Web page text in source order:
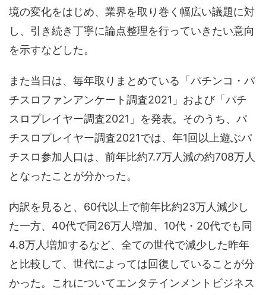
境の変化をはじめ、業界を取り巻く幅広い議題に対
し、引き続き丁寧に論点整理を行っていきたい意向
を示すなどした。
また当日は、毎年取りまとめている「パチンコ・パ
チスロファンアンケート調査2021」および「パチ
スロプレイヤー調査2021」を発表。そのうち、パ
チスロプレイヤー調査2021では、年1回以上遊ぶパ
チスロ参加人口は、前年比約7.7万人減の約708万人
となったことが分かった。
内訳を見ると、60代以上で前年比約23万人減少し
た一方、40代で同26万人増加、10代・20代でも同
4.8万人増加するなど、全ての世代で減少した昨年
と比較して、世代によっては回復していることが分
かった。これについてエンタテインメントビジネス